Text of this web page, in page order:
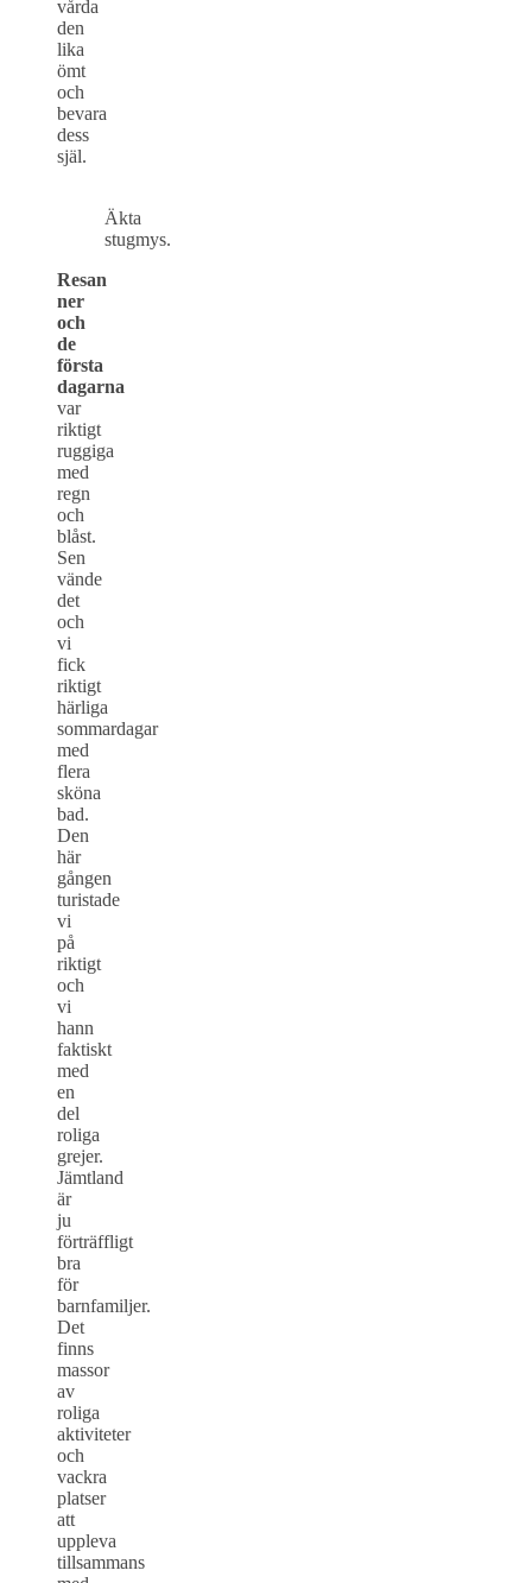
vårda
den
lika
ömt
och
bevara
dess
själ.
Äkta
stugmys.
Resan
ner
och
de
första
dagarna
var
riktigt
ruggiga
med
regn
och
blåst.
Sen
vände
det
och
vi
fick
riktigt
härliga
sommardagar
med
flera
sköna
bad.
Den
här
gången
turistade
vi
på
riktigt
och
vi
hann
faktiskt
med
en
del
roliga
grejer.
Jämtland
är
ju
förträffligt
bra
för
barnfamiljer.
Det
finns
massor
av
roliga
aktiviteter
och
vackra
platser
att
uppleva
tillsammans